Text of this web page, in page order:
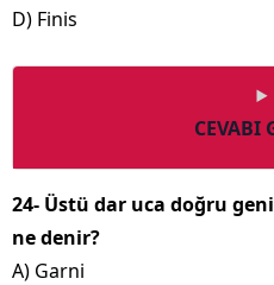
D) Finis
CEVABI
24- Üstü dar uca doğru
ne denir?
A) Garni